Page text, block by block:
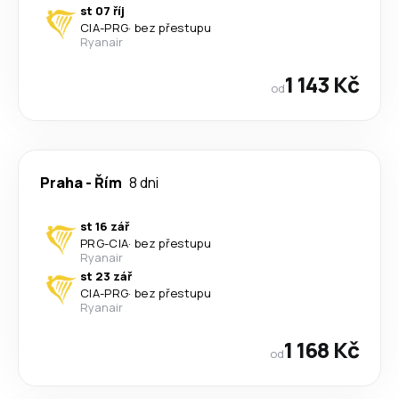
st 07 říj
CIA-PRG· bez přestupu
Ryanair
od1 143 Kč
Praha- Řím 8 dni
st 16 zář
PRG-CIA· bez přestupu
Ryanair
st 23 zář
CIA-PRG· bez přestupu
Ryanair
od1 168 Kč